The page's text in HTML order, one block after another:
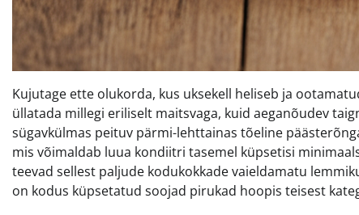
Kujutage ette olukorda, kus uksekell heliseb ja
üllatada millegi eriliselt maitsvaga, kuid aeganõudev
sügavkülmas peituv pärmi-lehttainas tõeline
mis võimaldab luua kondiitri tasemel küpsetisi
teevad sellest paljude kodukokkade vaieldamatu
on kodus küpsetatud soojad pirukad hoopis teisest